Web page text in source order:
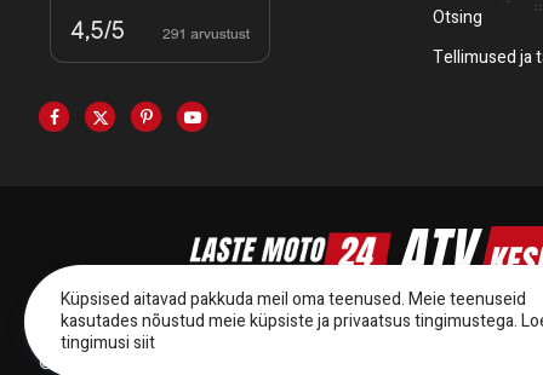
Otsing
Tellimused ja
© 2014-2025 Starmoto OÜ
Küpsised aitavad pakkuda meil oma teenused. Meie teenuseid
kasutades nõustud meie küpsiste ja privaatsus tingimustega.
tingimusi siit